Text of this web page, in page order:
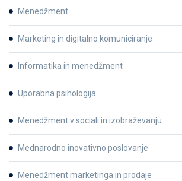
Menedžment
Marketing in digitalno komuniciranje
Informatika in menedžment
Uporabna psihologija
Menedžment v sociali in izobraževanju
Mednarodno inovativno poslovanje
Menedžment marketinga in prodaje